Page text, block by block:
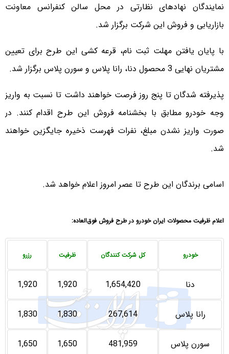
نمایندگان نهادهای نظارتی در محل سالن کنفرانس معاونت
بازاریابی و فروش این شرکت برگزار شد.
با پایان یافتن مهلت ثبت نام، قرعه کشی این طرح برای تعیین
مشتریان نهایی 3 محصول دنا، رانا پلاس و سورن پلاس برگزار شد.
پذیرفته شدگان تا پنج روز فرصت خواهند داشت تا نسبت به واریز
وجه خودرو مطابق با بخشنامه فروش این طرح اقدام کنند. در
صورت واریز نشدن مبلغ، نفرات فهرست ذخیره جایگزین خواهند
شد.
اسامی برندگان این طرح تا عصر امروز اعلام خواهد شد.
اعلام ظرفیت محصولات ایران خودرو در طرح فروش فوق‌العاده:
خودرو کل شرکت کنندگان ظرفیت رزرو
دنا 1,654,420
1,920
1,920
رانا پلاس 267,614
1,830
1,830
سورن پلاس 481,959
1,650
1,650